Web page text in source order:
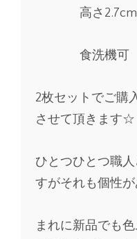
高さ 2.7cm
食洗機可
2枚セットでご購
させて頂きます☆
ひとつひとつ職
すがそれも個性が
まれに新品でも